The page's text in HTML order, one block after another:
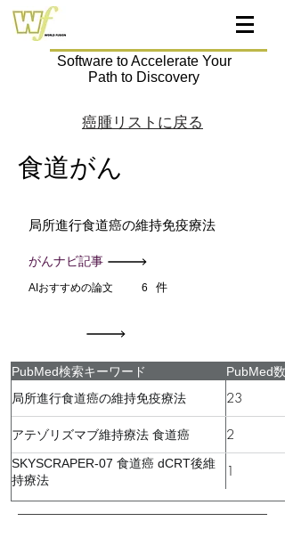
Software to Accelerate Your
Path to Discovery
癌腫リストに戻る
食道がん
局所進行食道癌の維持免疫療法
がんナビ記事
AIおすすめの論文 6 件
PubMed検索キーワード
PubMed数
局所進行食道癌の維持免疫療法
23
アテゾリズマブ維持療法 食道癌 2
SKYSCRAPER-07 食道癌 dCRT後維
持療法
1